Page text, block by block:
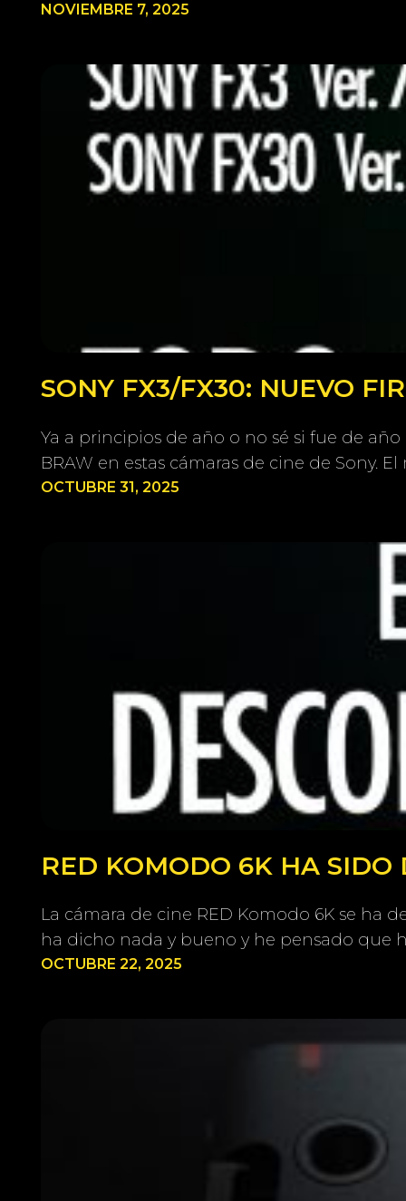
NOVIEMBRE 7, 2025
SONY FX3/FX30: NUEVO
Ya a principios de año o no sé si fue de
BRAW en estas cámaras de cine de Sony.
OCTUBRE 31, 2025
RED KOMODO 6K HA SIDO
La cámara de cine RED Komodo 6K se ha
ha dicho nada y bueno y he pensado que
OCTUBRE 22, 2025